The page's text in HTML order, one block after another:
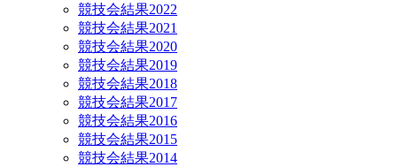
競技会結果2022
競技会結果2021
競技会結果2020
競技会結果2019
競技会結果2018
競技会結果2017
競技会結果2016
競技会結果2015
競技会結果2014